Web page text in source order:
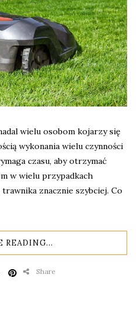
wielu osobom kojarzy się
wykonania wielu czynności
czasu, aby otrzymać
w wielu przypadkach
znacznie szybciej. Co
READING...
Share